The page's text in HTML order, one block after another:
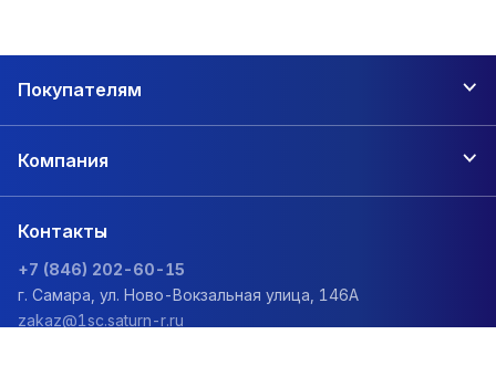
Покупателям
Компания
Контакты
+7 (846) 202-60-15
г. Самара, ул. Ново-Вокзальная улица, 146А
zakaz@1sc.saturn-r.ru